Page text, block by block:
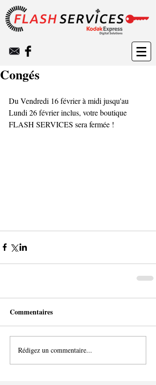
Congés
Du Vendredi 16 février à midi jusqu'au
Lundi 26 février inclus, votre boutique
FLASH SERVICES sera fermée !
Commentaires
Rédigez un commentaire...